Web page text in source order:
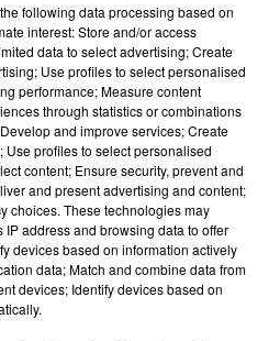
rappelées pour
dans deux assiettes en
2020 et 2022 par Linvosges.
following data processing based on
interest: Store and/or access
data to select advertising; Create
Use profiles to select personalised
performance; Measure content
through statistics or combinations
and improve services; Create
profiles to select personalised
content; Ensure security, prevent and
and present advertising and content;
choices. These technologies may
address and browsing data to offer
devices based on information actively
data; Match and combine data from
devices; Identify devices based on